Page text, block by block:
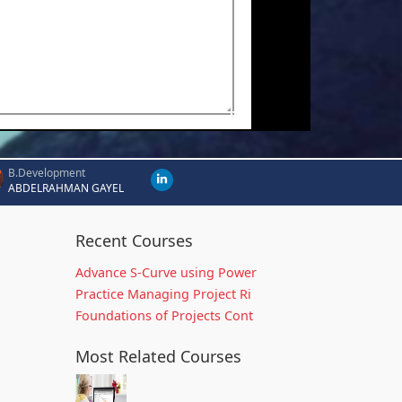
B.Development
ABDELRAHMAN GAYEL
Recent Courses
Advance S-Curve using Power
Practice Managing Project Ri
Foundations of Projects Cont
Most Related Courses